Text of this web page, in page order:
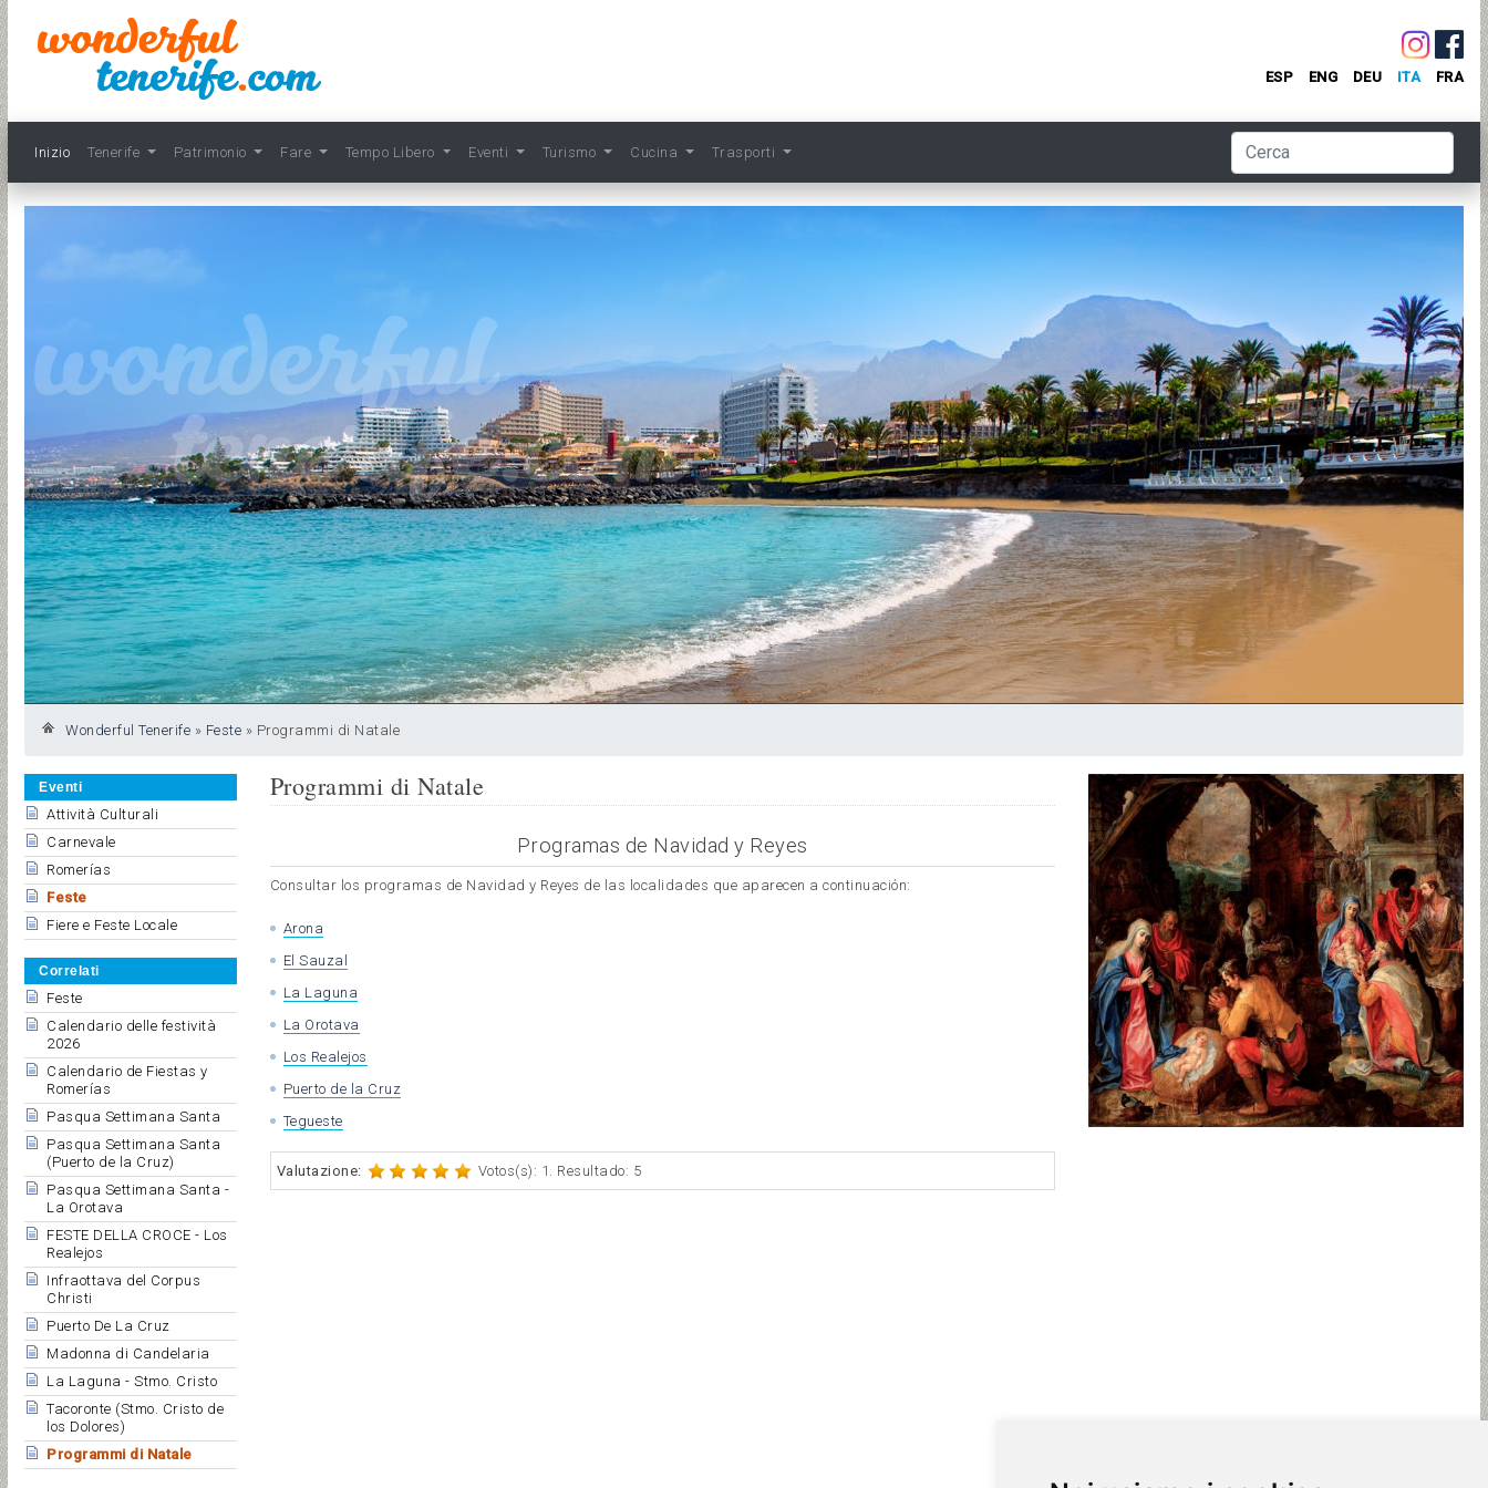
Inizio Tenerife Patrimonio Fare Tempo Libero Eventi Turismo Cucina Trasporti
ESP ENG DEU ITA FRA
Wonderful Tenerife » Feste » Programmi di Natale
Eventi
Attività Culturali
Carnevale
Romerías
Feste
Fiere e Feste Locale
Correlati
Feste
Calendario delle festività
2026
Calendario de Fiestas y
Romerías
Pasqua Settimana Santa
Pasqua Settimana Santa
(Puerto de la Cruz)
Pasqua Settimana Santa -
La Orotava
FESTE DELLA CROCE - Los
Realejos
Infraottava del Corpus
Christi
Puerto De La Cruz
Madonna di Candelaria
La Laguna - Stmo. Cristo
Tacoronte (Stmo. Cristo de
los Dolores)
Programmi di Natale
Programmi di Natale
Programas de Navidad y Reyes
Consultar los programas de Navidad y Reyes de las localidades que aparecen a continuación:
Arona
El Sauzal
La Laguna
La Orotava
Los Realejos
Puerto de la Cruz
Tegueste
Valutazione: Votos(s): 1. Resultado: 5